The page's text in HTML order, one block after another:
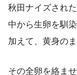
秋田ナイズされ
中から生卵を馴
加えて、黄身の
その全卵を絡ま